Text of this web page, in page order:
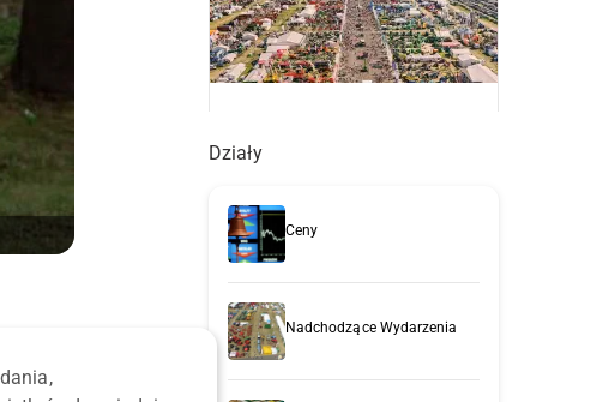
Działy
Ceny
Nadchodzące Wydarzenia